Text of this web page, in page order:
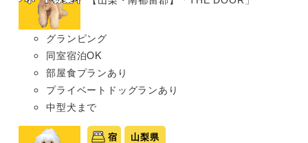
グランピング
同室宿泊OK
部屋食プランあり
プライベートドッグランあり
中型犬まで
宿 山梨県